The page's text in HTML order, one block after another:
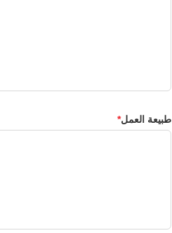
طبيعة العمل